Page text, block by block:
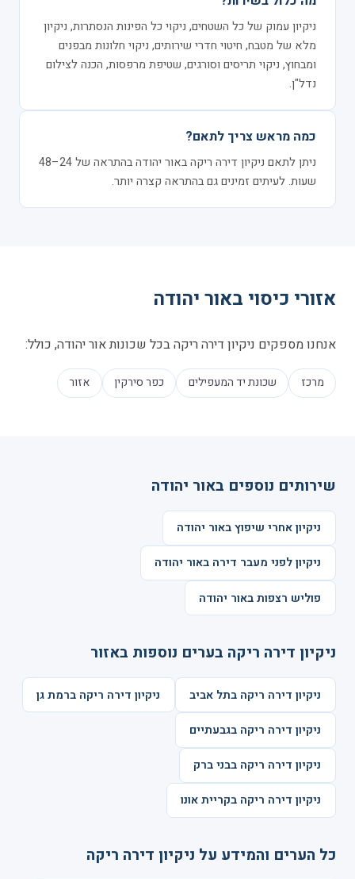
ניקיון עמוק של כל השטחים, ניקוי כל הפינות הנסתרות, ניקיון
מלא של מטבח, חיטוי חדרי שירותים, ניקוי חלונות מבפנים
ומבחוץ, ניקוי תריסים וסורגים, שטיפת מרפסות, הכנה לצילום
נדל"ן.
כמה מראש צריך לתאם?
ניתן לתאם ניקיון דירה ריקה באור יהודה בהתראה של 24–48
שעות. לעיתים זמינים גם בהתראה קצרה יותר.
אזורי כיסוי באור יהודה
אנחנו מספקים ניקיון דירה ריקה בכל שכונות אור יהודה, כולל:
מרכז שכונת יד המעפילים כפר סירקין אזור
שירותים נוספים באור יהודה
ניקיון אחרי שיפוץ באור יהודה
ניקיון לפני מעבר דירה באור יהודה
פוליש רצפות באור יהודה
ניקיון דירה ריקה בערים נוספות באזור
ניקיון דירה ריקה בתל אביב ניקיון דירה ריקה ברמת גן
ניקיון דירה ריקה בגבעתיים
ניקיון דירה ריקה בבני ברק
ניקיון דירה ריקה בקריית אונו
כל הערים והמידע על ניקיון דירה ריקה